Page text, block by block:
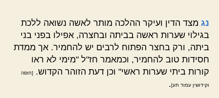
נג מצד הדין ועיקר ההלכה מותר לאשה נשואה ללכת
בגילוי שערות ראשה בביתה ובחצרה, אפילו בפני בני
ביתה, ורק בחצר הפתוח לרבים יש להחמיר. אך ממדת
חסידות טוב להחמיר, וכמאמר חז"ל "מימי לא ראו
קורות ביתי שערות ראשי" וכן דעת הזוהר הקדוש.
[חופה
וקידושין עמוד תע].